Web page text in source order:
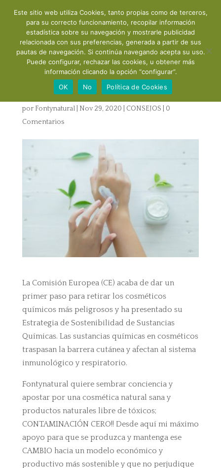
Cosmética natural libre de
tóxicos:
por Fontynatural| Nov 29, 2020 CONSEJOS
0
Comentarios
La Comisión Europea (CE) acaba de dar un
primer paso para retirar los cosméticos
químicos más peligrosos y ha presentado su
Estrategia de Sostenibilidad de Sustancias
Químicas. Las sustancias químicas en cosméticos
traspasan la barrera cutánea y afectan al sistema
inmunológico y respiratorio.
Fontynatural quiere sembrar conciencia y
apostar por una cosmética natural sana y
productos naturales libre de tóxicos;
CONTAMINACIÓN CERO!! Desde aquí mi máximo
apoyo para que se produzca y mantenga ese
CAMBIO hacia un modelo económico y
productivo más sostenible y que no perjudique
Este sitio web utiliza Cookies, tanto propias como de terceros,
para su correcto funcionamiento, recopilar información
estadística sobre su navegación y mostrarle publicidad
relacionada con sus preferencias, generada a partir de sus
pautas de navegación. Si continúa navegando acepta su uso.
Puede configurar, rechazar las cookies, u obtener más
información clicando la opción “configurar”.
OK
No Política de Cookies